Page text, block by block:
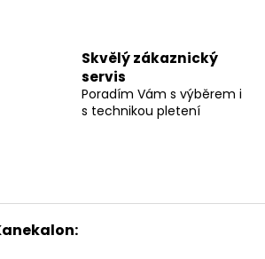
Skvělý zákaznický
servis
Poradím Vám s výběrem i
s technikou pletení